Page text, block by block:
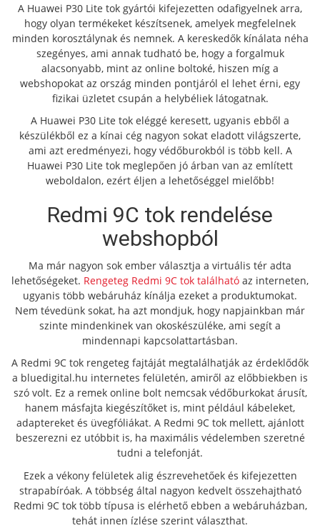
A Huawei P30 Lite tok gyártói kifejezetten odafigyelnek arra,
hogy olyan termékeket készítsenek, amelyek megfelelnek
minden korosztálynak és nemnek. A kereskedők kínálata néha
szegényes, ami annak tudható be, hogy a forgalmuk
alacsonyabb, mint az online boltoké, hiszen míg a
webshopokat az ország minden pontjáról el lehet érni, egy
fizikai üzletet csupán a helybéliek látogatnak.
A Huawei P30 Lite tok eléggé keresett, ugyanis ebből a
készülékből ez a kínai cég nagyon sokat eladott világszerte,
ami azt eredményezi, hogy védőburokból is több kell. A
Huawei P30 Lite tok meglepően jó árban van az említett
weboldalon, ezért éljen a lehetőséggel mielőbb!
Redmi 9C tok rendelése
webshopból
Ma már nagyon sok ember választja a virtuális tér adta
lehetőségeket. Rengeteg Redmi 9C tok található az interneten,
ugyanis több webáruház kínálja ezeket a produktumokat.
Nem tévedünk sokat, ha azt mondjuk, hogy napjainkban már
szinte mindenkinek van okoskészüléke, ami segít a
mindennapi kapcsolattartásban.
A Redmi 9C tok rengeteg fajtáját megtalálhatják az érdeklődők
a bluedigital.hu internetes felületén, amiről az előbbiekben is
szó volt. Ez a remek online bolt nemcsak védőburkokat árusít,
hanem másfajta kiegészítőket is, mint például kábeleket,
adaptereket és üvegfóliákat. A Redmi 9C tok mellett, ajánlott
beszerezni ez utóbbit is, ha maximális védelemben szeretné
tudni a telefonját.
Ezek a vékony felületek alig észrevehetőek és kifejezetten
strapabíróak. A többség által nagyon kedvelt összehajtható
Redmi 9C tok több típusa is elérhető ebben a webáruházban,
tehát innen ízlése szerint választhat.